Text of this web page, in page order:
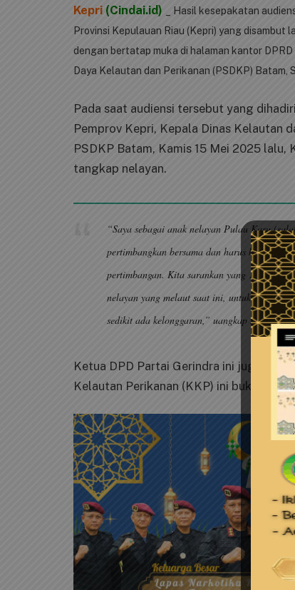
Kepri (Cindai.id)
_ Hasil kesepakatan
Provinsi Kepulauan Riau (Kepri) yang disambut
dengan bertatap muka di halaman kantor
Daya Kelautan dan Perikanan (PSDKP) Batam,
Pada saat audiensi tersebut yang
Pemprov Kepri, Kepala Dinas Kelautan
PSDKP Batam, Kamis 15 Mei 2025
tangkap nelayan.
“Saya sebagai anak nelayan Pulau Kasu
pertimbangkan bersama dan harus kita
pertimbangan. Kita sarankan yang 10 GT,
nelayan yang melaut saat ini, untuk
sedikit ada kelonggaran,” uangkap Iman saat
Ketua DPD Partai Gerindra ini juga
Kelautan Perikanan (KKP) ini bukan lah